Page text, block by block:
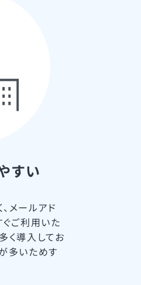
すい
メールアド
ぐご利用いた
く導入してお
多いためす